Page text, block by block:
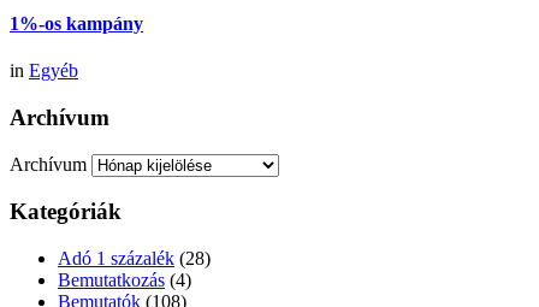
1%-os kampány
in Egyéb
Archívum
Archívum
Kategóriák
Adó 1 százalék (28)
Bemutatkozás (4)
Bemutatók (108)